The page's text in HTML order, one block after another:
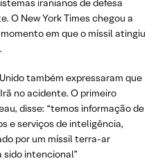
iranianos de defesa
O New York Times chegou a
em que o míssil atingiu
.
também expressaram que
no acidente. O primeiro
disse: “temos informação de
e serviços de inteligência,
por um míssil terra-ar
sido intencional”